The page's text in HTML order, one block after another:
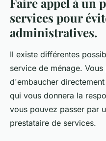
services pour
administratives.
Il existe différentes
service de ménage.
d'embaucher
qui vous donnera la
vous pouvez passer par
prestataire de services.